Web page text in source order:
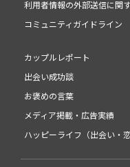
利用者情報の外部送信に関
コミュニティガイドライン
カップルレポート
出会い成功談
お褒めの言葉
メディア掲載・広告実績
ハッピーライフ（出会い・